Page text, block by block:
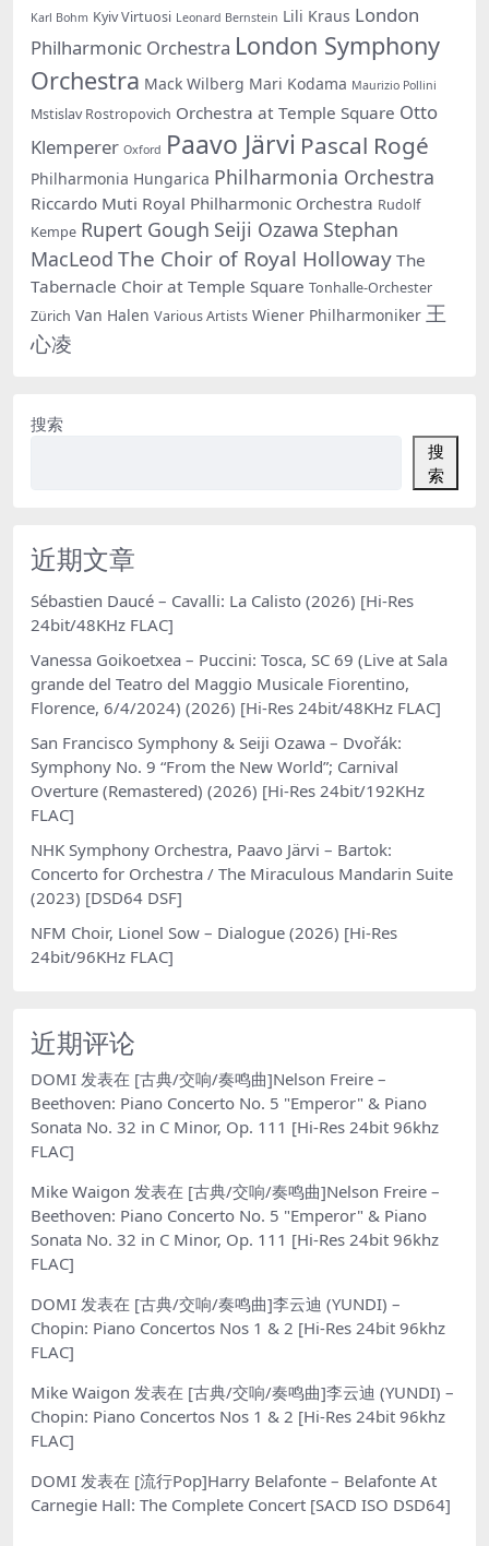
Karl Bohm Kyiv Virtuosi Leonard Bernstein Lili Kraus London
Philharmonic Orchestra London Symphony
Orchestra Mack Wilberg Mari Kodama Maurizio Pollini
Mstislav Rostropovich Orchestra at Temple Square Otto
Klemperer Oxford Paavo Järvi Pascal Rogé
Philharmonia Hungarica Philharmonia Orchestra
Riccardo Muti Royal Philharmonic Orchestra Rudolf
Kempe Rupert Gough Seiji Ozawa Stephan
MacLeod The Choir of Royal Holloway The
Tabernacle Choir at Temple Square Tonhalle-Orchester
Zürich Van Halen Various Artists Wiener Philharmoniker 王
心凌
搜索
搜
索
近期文章
Sébastien Daucé – Cavalli: La Calisto (2026) [Hi-Res
24bit/48KHz FLAC]
Vanessa Goikoetxea – Puccini: Tosca, SC 69 (Live at Sala
grande del Teatro del Maggio Musicale Fiorentino,
Florence, 6/4/2024) (2026) [Hi-Res 24bit/48KHz FLAC]
San Francisco Symphony & Seiji Ozawa – Dvořák:
Symphony No. 9 “From the New World”; Carnival
Overture (Remastered) (2026) [Hi-Res 24bit/192KHz
FLAC]
NHK Symphony Orchestra, Paavo Järvi – Bartok:
Concerto for Orchestra / The Miraculous Mandarin Suite
(2023) [DSD64 DSF]
NFM Choir, Lionel Sow – Dialogue (2026) [Hi-Res
24bit/96KHz FLAC]
近期评论
DOMI 发表在 [古典/交响/奏鸣曲]Nelson Freire –
Beethoven: Piano Concerto No. 5 "Emperor" & Piano
Sonata No. 32 in C Minor, Op. 111 [Hi-Res 24bit 96khz
FLAC]
Mike Waigon 发表在 [古典/交响/奏鸣曲]Nelson Freire –
Beethoven: Piano Concerto No. 5 "Emperor" & Piano
Sonata No. 32 in C Minor, Op. 111 [Hi-Res 24bit 96khz
FLAC]
DOMI 发表在 [古典/交响/奏鸣曲]李云迪 (YUNDI) –
Chopin: Piano Concertos Nos 1 & 2 [Hi-Res 24bit 96khz
FLAC]
Mike Waigon 发表在 [古典/交响/奏鸣曲]李云迪 (YUNDI) –
Chopin: Piano Concertos Nos 1 & 2 [Hi-Res 24bit 96khz
FLAC]
DOMI 发表在 [流行Pop]Harry Belafonte – Belafonte At
Carnegie Hall: The Complete Concert [SACD ISO DSD64]